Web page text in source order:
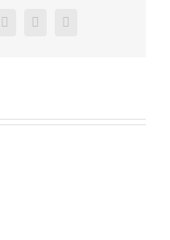
LinkedInPinterestVk